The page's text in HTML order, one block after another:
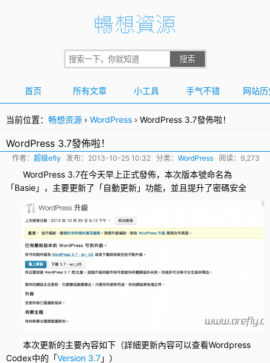
首页 所有文章 小工具 手气不错 网站历
当前位置： 畅想资源 › WordPress › WordPress 3.7發佈啦！
WordPress 3.7發佈啦！
作者： 超级efly 发布： 2013-10-25 10:32 分类： WordPress 阅读：9,273
WordPress 3.7在今天早上正式發佈，本次版本號命名為
「Basie」，主要更新了「自動更新」功能，並且提升了密碼安全
本次更新的主要內容如下（詳細更新內容可以查看Wordpress
Codex中的「Version 3.7」）